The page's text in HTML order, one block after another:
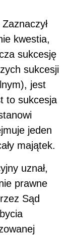
kwestia,
sukcesję
sukcesji
jest
to sukcesja
jeden
majątek.
uznał,
prawne
Sąd